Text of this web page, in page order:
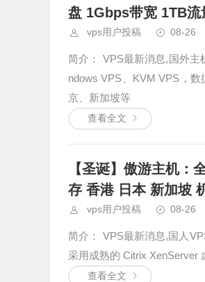
盘 1Gbps带宽 1TB流
vps用户投稿 08-26
简介： VPS最新消息,国外主
ndows VPS、KVM VPS，
京、新加坡等
查看全文
【圣诞】傲游主机：
存 香港 日本 新加坡
vps用户投稿 08-26
简介： VPS最新消息,国人
采用成熟的 Citrix XenServer
查看全文